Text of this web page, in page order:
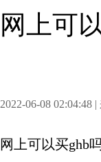
网上可
2022-06-08 02:04:48 |
网上可以买ghb